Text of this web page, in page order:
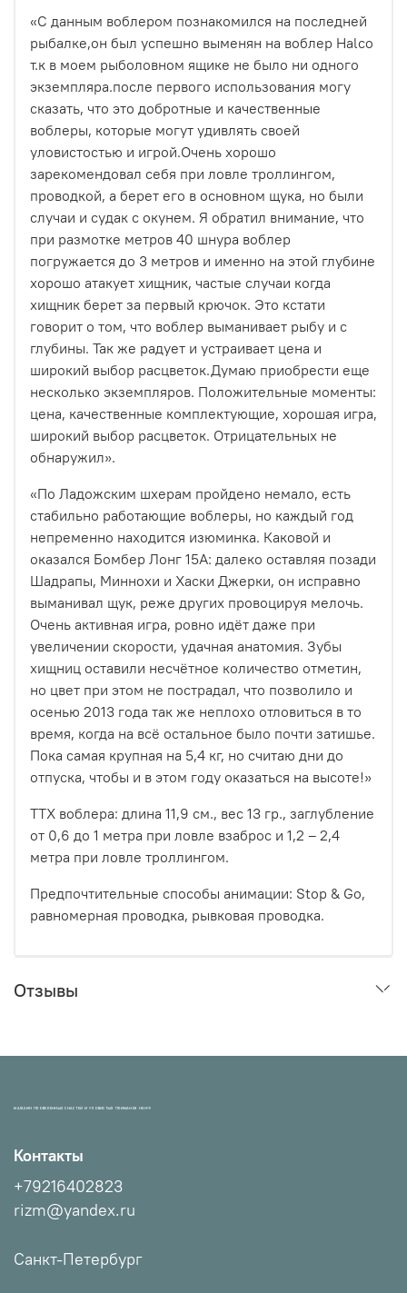
«С данным воблером познакомился на последней
рыбалке,он был успешно выменян на воблер Halco
т.к в моем рыболовном ящике не было ни одного
экземпляра.после первого использования могу
сказать, что это добротные и качественные
воблеры, которые могут удивлять своей
уловистостью и игрой.Очень хорошо
зарекомендовал себя при ловле троллингом,
проводкой, а берет его в основном щука, но были
случаи и судак с окунем. Я обратил внимание, что
при размотке метров 40 шнура воблер
погружается до 3 метров и именно на этой глубине
хорошо атакует хищник, частые случаи когда
хищник берет за первый крючок. Это кстати
говорит о том, что воблер выманивает рыбу и с
глубины. Так же радует и устраивает цена и
широкий выбор расцветок.Думаю приобрести еще
несколько экземпляров. Положительные моменты:
цена, качественные комплектующие, хорошая игра,
широкий выбор расцветок. Отрицательных не
обнаружил».
«По Ладожским шхерам пройдено немало, есть
стабильно работающие воблеры, но каждый год
непременно находится изюминка. Каковой и
оказался Бомбер Лонг 15А: далеко оставляя позади
Шадрапы, Миннохи и Хаски Джерки, он исправно
выманивал щук, реже других провоцируя мелочь.
Очень активная игра, ровно идёт даже при
увеличении скорости, удачная анатомия. Зубы
хищниц оставили несчётное количество отметин,
но цвет при этом не пострадал, что позволило и
осенью 2013 года так же неплохо отловиться в то
время, когда на всё остальное было почти затишье.
Пока самая крупная на 5,4 кг, но считаю дни до
отпуска, чтобы и в этом году оказаться на высоте!»
ТТХ воблера: длина 11,9 см., вес 13 гр., заглубление
от 0,6 до 1 метра при ловле взаброс и 1,2 – 2,4
метра при ловле троллингом.
Предпочтительные способы анимации: Stop & Go,
равномерная проводка, рывковая проводка.
Отзывы
МАГАЗИН ПРОВЕРЕННЫХ СНАСТЕЙ И УЛОВИСТЫХ ПРИМАНОК НХНЧ!
Контакты
+79216402823
rizm@yandex.ru
Санкт-Петербург